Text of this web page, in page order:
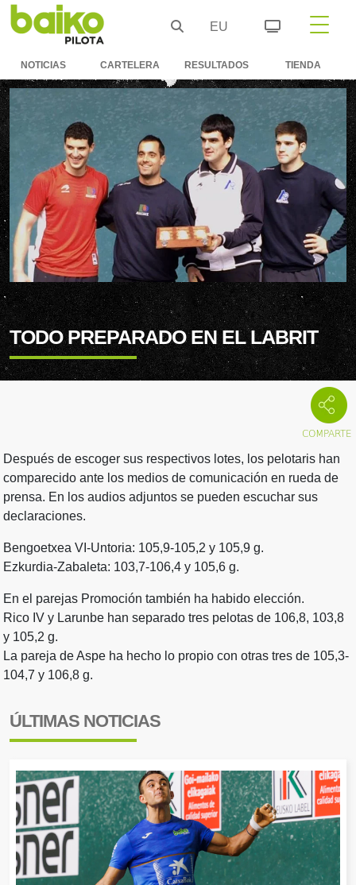
EU
NOTICIAS CARTELERA RESULTADOS TIENDA
TODO PREPARADO EN EL LABRIT
Después de escoger sus respectivos lotes, los pelotaris han
comparecido ante los medios de comunicación en rueda de
prensa. En los audios adjuntos se pueden escuchar sus
declaraciones.
Bengoetxea VI-Untoria: 105,9-105,2 y 105,9 g.
Ezkurdia-Zabaleta: 103,7-106,4 y 105,6 g.
En el parejas Promoción también ha habido elección.
Rico IV y Larunbe han separado tres pelotas de 106,8, 103,8
y 105,2 g.
La pareja de Aspe ha hecho lo propio con otras tres de 105,3-
104,7 y 106,8 g.
ÚLTIMAS NOTICIAS